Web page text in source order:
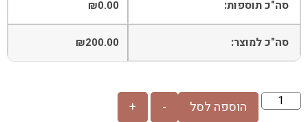
סה"כ תוספות: ₪0.00
סה"כ למוצר: ₪200.00
-
+ הוספה לסל